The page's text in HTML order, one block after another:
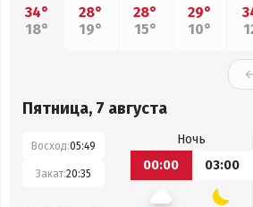
34°
18°
28°
19°
28°
15°
29°
10°
Пятница, 7 августа
Восход:05:49
Закат:20:35
Ночь
00:00
03:00